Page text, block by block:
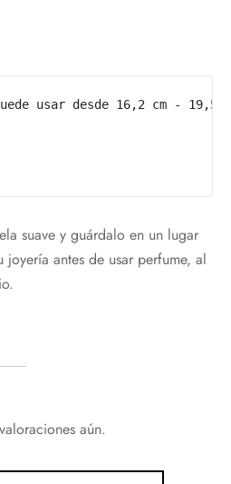
usar desde 16,2 cm - 19,5
suave y guárdalo en un lugar
antes de usar perfume, al
aún.